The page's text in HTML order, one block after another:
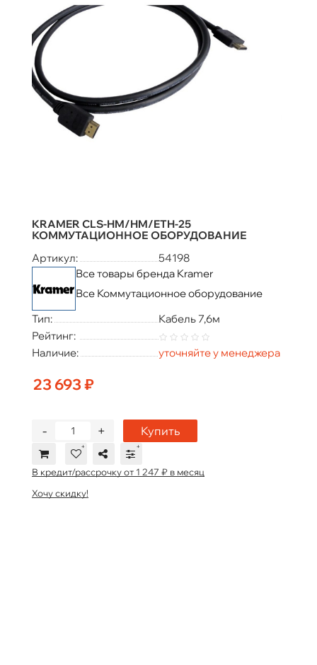
KRAMER CLS-HM/HM/ETH-25
КОММУТАЦИОННОЕ ОБОРУДОВАНИЕ
Артикул:
54198
Все товары бренда Kramer
Все Коммутационное оборудование
Тип:
Кабель 7,6м
Рейтинг:
Наличие:
уточняйте у менеджера
23 693 ₽
+
- Купить
В кредит/рассрочку от 1 247 ₽ в месяц
Хочу скидку!